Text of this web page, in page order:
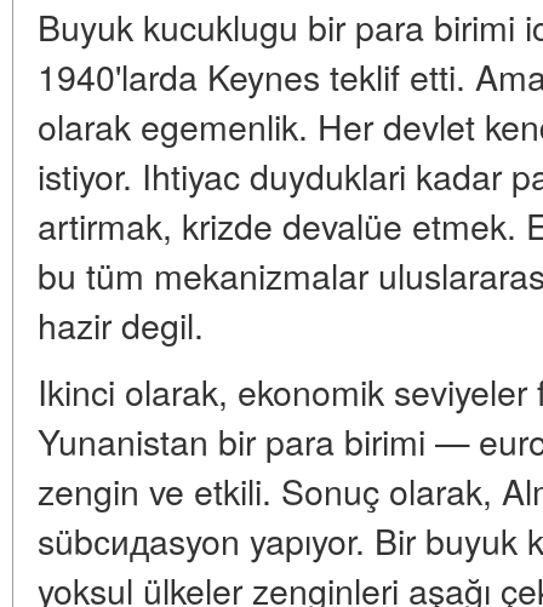
Buyuk kucuklugu bir para birimi
1940'larda Keynes teklif etti.
olarak egemenlik. Her devlet
istiyor. Ihtiyac duyduklari kadar
artirmak, krizde devalüe etmek.
bu tüm mekanizmalar
hazir degil.
Ikinci olarak, ekonomik seviyeler
Yunanistan bir para birimi —
zengin ve etkili. Sonuç olarak,
sübсидasyon yapıyor. Bir
yoksul ülkeler zenginleri aşağı